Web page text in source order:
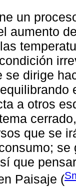
un
aumento
se dirige
a otros
que se
que
Paisaje (